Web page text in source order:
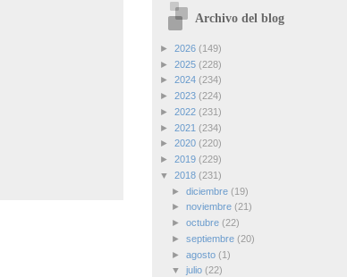
Archivo del blog
► 2026 (149)
► 2025 (228)
► 2024 (234)
► 2023 (224)
► 2022 (231)
► 2021 (234)
► 2020 (220)
► 2019 (229)
▼ 2018 (231)
► diciembre (19)
► noviembre (21)
► octubre (22)
► septiembre (20)
► agosto (1)
▼ julio (22)